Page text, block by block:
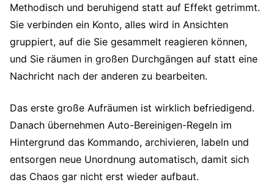
Methodisch und beruhigend statt auf Effekt getrimmt.
Sie verbinden ein Konto, alles wird in Ansichten
gruppiert, auf die Sie gesammelt reagieren können,
und Sie räumen in großen Durchgängen auf statt eine
Nachricht nach der anderen zu bearbeiten.
Das erste große Aufräumen ist wirklich befriedigend.
Danach übernehmen Auto-Bereinigen-Regeln im
Hintergrund das Kommando, archivieren, labeln und
entsorgen neue Unordnung automatisch, damit sich
das Chaos gar nicht erst wieder aufbaut.